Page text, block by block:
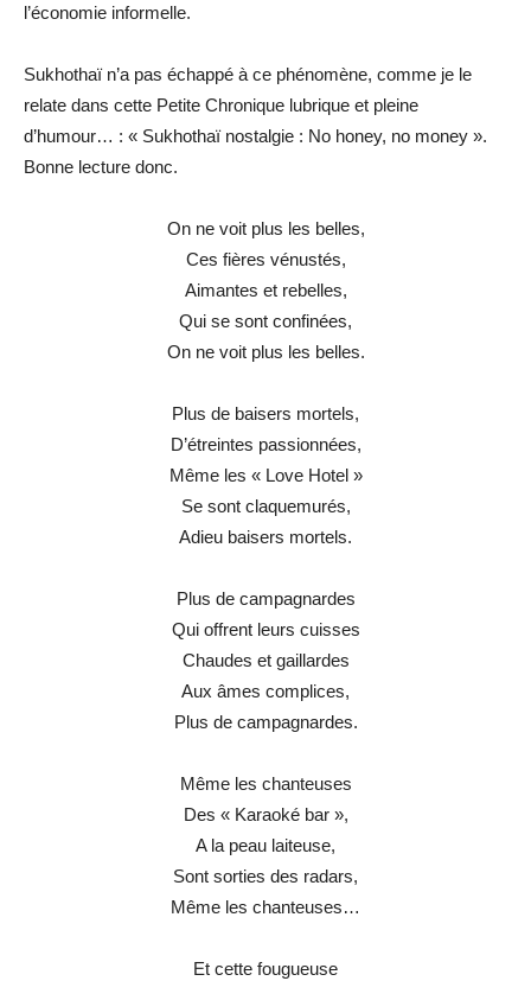
l’économie informelle.
Sukhothaï n’a pas échappé à ce phénomène, comme je le
relate dans cette Petite Chronique lubrique et pleine
d’humour… : « Sukhothaï nostalgie : No honey, no money ».
Bonne lecture donc.
On ne voit plus les belles,
Ces fières vénustés,
Aimantes et rebelles,
Qui se sont confinées,
On ne voit plus les belles.
Plus de baisers mortels,
D’étreintes passionnées,
Même les « Love Hotel »
Se sont claquemurés,
Adieu baisers mortels.
Plus de campagnardes
Qui offrent leurs cuisses
Chaudes et gaillardes
Aux âmes complices,
Plus de campagnardes.
Même les chanteuses
Des « Karaoké bar »,
A la peau laiteuse,
Sont sorties des radars,
Même les chanteuses…
Et cette fougueuse